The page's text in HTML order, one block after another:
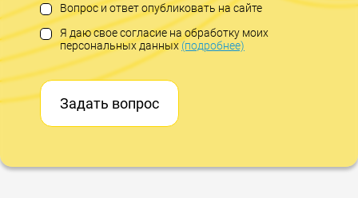
Вопрос и ответ опубликовать на сайте
Я даю свое согласие на обработку моих
персональных данных(подробнее)
Задать вопрос